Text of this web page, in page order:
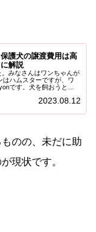
護犬の譲渡費用は高
解説
みなさんはワンちゃんが
ハムスターですが、ワ
です。犬を飼おうと思
般社団法人ペットフ...
2023.08.12
のの、未だに助
現状です。